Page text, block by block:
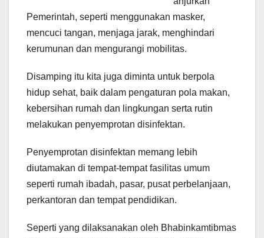
Pemerintah, seperti menggunakan masker,
mencuci tangan, menjaga jarak, menghindari
kerumunan dan mengurangi mobilitas.
Disamping itu kita juga diminta untuk berpola
hidup sehat, baik dalam pengaturan pola makan,
kebersihan rumah dan lingkungan serta rutin
melakukan penyemprotan disinfektan.
Penyemprotan disinfektan memang lebih
diutamakan di tempat-tempat fasilitas umum
seperti rumah ibadah, pasar, pusat perbelanjaan,
perkantoran dan tempat pendidikan.
Seperti yang dilaksanakan oleh Bhabinkamtibmas